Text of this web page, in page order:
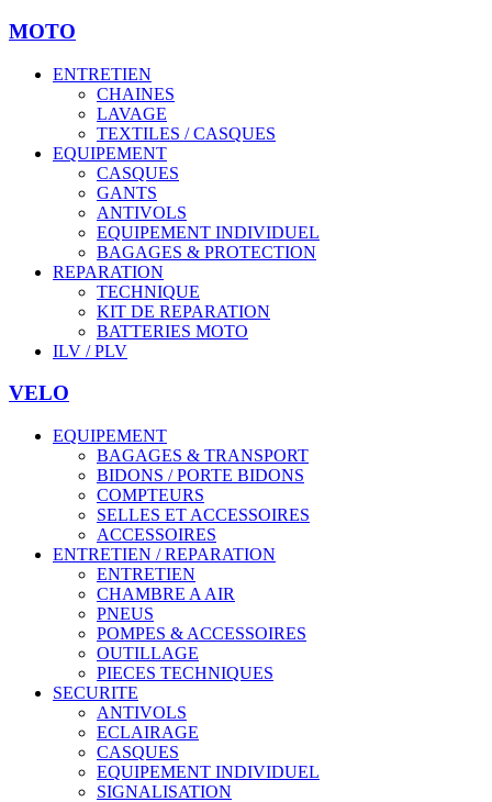
MOTO
ENTRETIEN
CHAINES
LAVAGE
TEXTILES / CASQUES
EQUIPEMENT
CASQUES
GANTS
ANTIVOLS
EQUIPEMENT INDIVIDUEL
BAGAGES & PROTECTION
REPARATION
TECHNIQUE
KIT DE REPARATION
BATTERIES MOTO
ILV / PLV
VELO
EQUIPEMENT
BAGAGES & TRANSPORT
BIDONS / PORTE BIDONS
COMPTEURS
SELLES ET ACCESSOIRES
ACCESSOIRES
ENTRETIEN / REPARATION
ENTRETIEN
CHAMBRE A AIR
PNEUS
POMPES & ACCESSOIRES
OUTILLAGE
PIECES TECHNIQUES
SECURITE
ANTIVOLS
ECLAIRAGE
CASQUES
EQUIPEMENT INDIVIDUEL
SIGNALISATION